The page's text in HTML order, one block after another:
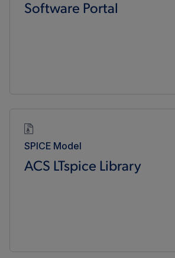
Software Portal
SPICE Model
ACS LTspice Library